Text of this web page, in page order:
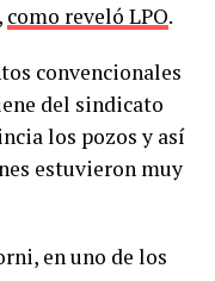
como reveló LPO.
convencionales
del sindicato
los pozos y así
estuvieron muy
en uno de los